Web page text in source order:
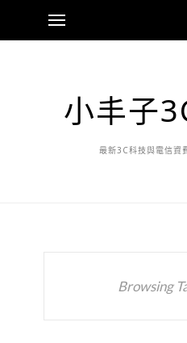
小丰子
最新3C科技與電信資
Browsing